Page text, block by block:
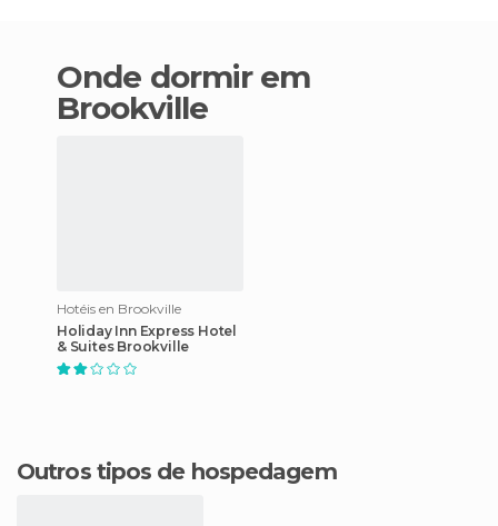
Onde dormir em
Brookville
Hotéis en Brookville
Holiday Inn Express Hotel
& Suites Brookville
Outros tipos de hospedagem